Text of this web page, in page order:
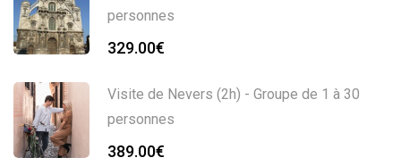
personnes
329.00€
Visite de Nevers (2h) - Groupe de 1 à 30
personnes
389.00€